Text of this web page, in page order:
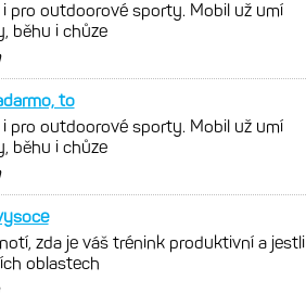
konečně i pro outdoorové
už umí zrcadlit data
běhu i chůze
po roce: Fénixy 8 Pro jsou
parádní, těžko něco
Ale ta nositelnost
zátěže: Hodnotí, zda je váš
a jestli se nachází